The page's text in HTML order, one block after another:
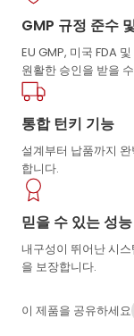
GMP 규정 준수
EU GMP, 미국 FDA
원활한 승인을 받을
통합 턴키 기능
설계부터 납품까지
합니다.
믿을 수 있는 성
내구성이 뛰어난 시
을 보장합니다.
이 제품을 공유하세요